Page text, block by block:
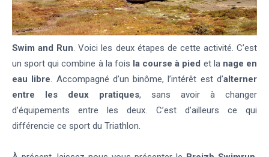
Swim and Run. Voici les deux étapes de cette activité. C’est
un sport qui combine à la fois la course à pied et la nage en
eau libre. Accompagné d’un binôme, l’intérêt est d’alterner
entre les deux pratiques, sans avoir à changer
d’équipements entre les deux. C’est d’ailleurs ce qui
différencie ce sport du Triathlon.